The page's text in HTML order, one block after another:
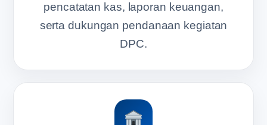
pencatatan kas, laporan keuangan,
serta dukungan pendanaan kegiatan
DPC.